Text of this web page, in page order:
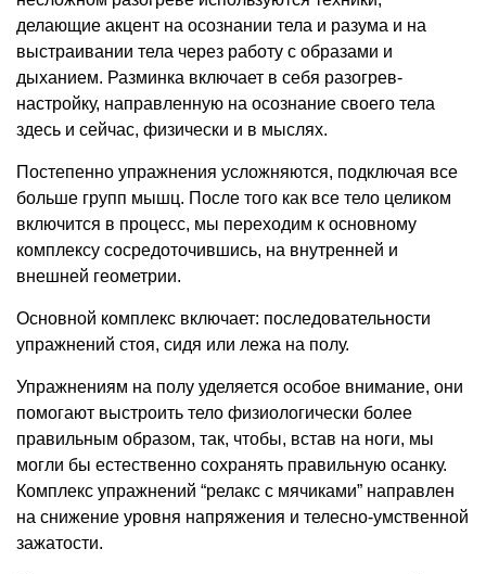
делающие акцент на осознании тела и разума и на
выстраивании тела через работу с образами и
дыханием. Разминка включает в себя разогрев-
настройку, направленную на осознание своего тела
здесь и сейчас, физически и в мыслях.
Постепенно упражнения усложняются, подключая все
больше групп мышц. После того как все тело целиком
включится в процесс, мы переходим к основному
комплексу сосредоточившись, на внутренней и
внешней геометрии.
Основной комплекс включает: последовательности
упражнений стоя, сидя или лежа на полу.
Упражнениям на полу уделяется особое внимание, они
помогают выстроить тело физиологически более
правильным образом, так, чтобы, встав на ноги, мы
могли бы естественно сохранять правильную осанку.
Комплекс упражнений “релакс с мячиками” направлен
на снижение уровня напряжения и телесно-умственной
зажатости.